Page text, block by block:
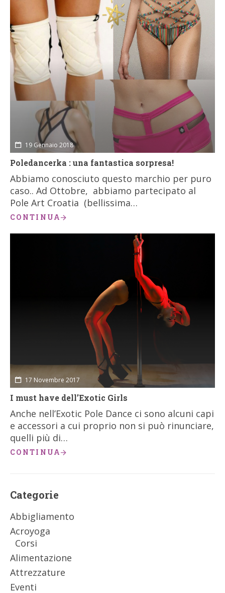
19 Gennaio 2018
Poledancerka : una fantastica sorpresa!
Abbiamo conosciuto questo marchio per puro
caso.. Ad Ottobre, abbiamo partecipato al
Pole Art Croatia (bellissima…
CONTINUA
17 Novembre 2017
I must have dell’Exotic Girls
Anche nell’Exotic Pole Dance ci sono alcuni capi
e accessori a cui proprio non si può rinunciare,
quelli più di…
CONTINUA
Categorie
Abbigliamento
Acroyoga
Corsi
Alimentazione
Attrezzature
Eventi